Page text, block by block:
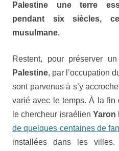
Palestine une terre
pendant six siècles,
musulmane.
Restent, pour préserver
Palestine, par l’occupation
sont parvenus à s’y
varié avec le temps. À la fin
le chercheur israélien Yaron
de quelques centaines de
installées dans les